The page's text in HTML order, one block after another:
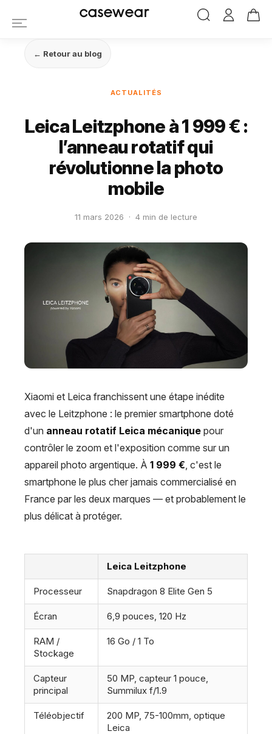
casewear
← Retour au blog
ACTUALITÉS
Leica Leitzphone à 1 999 € :
l’anneau rotatif qui
révolutionne la photo
mobile
11 mars 2026 · 4 min de lecture
Xiaomi et Leica franchissent une étape inédite
avec le Leitzphone : le premier smartphone doté
d'un anneau rotatif Leica mécanique pour
contrôler le zoom et l'exposition comme sur un
appareil photo argentique. À 1 999 €, c'est le
smartphone le plus cher jamais commercialisé en
France par les deux marques — et probablement le
plus délicat à protéger.
Leica Leitzphone
Processeur Snapdragon 8 Elite Gen 5
Écran 6,9 pouces, 120 Hz
RAM /
Stockage
16 Go / 1 To
Capteur
principal
50 MP, capteur 1 pouce,
Summilux f/1.9
Téléobjectif
200 MP, 75-100mm, optique
Leica